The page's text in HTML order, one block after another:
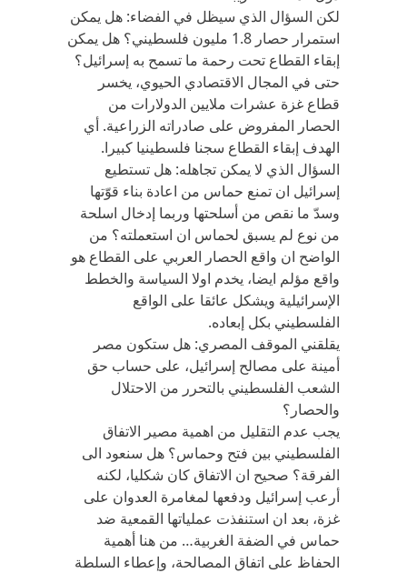
لكن السؤال الذي سيظل في الفضاء: هل يمكن
استمرار حصار 1.8 مليون فلسطيني؟ هل يمكن
إبقاء القطاع تحت رحمة ما تسمح به إسرائيل؟
حتى في المجال الاقتصادي الحيوي، يخسر
قطاع غزة عشرات ملايين الدولارات من
الحصار المفروض على صادراته الزراعية. أي
الهدف إبقاء القطاع سجنا فلسطينيا كبيرا.
السؤال الذي لا يمكن تجاهله: هل تستطيع
إسرائيل ان تمنع حماس من اعادة بناء قوّتها
وسدّ ما نقص من أسلحتها وربما إدخال اسلحة
من نوع لم يسبق لحماس ان استعملته؟ من
الواضح ان واقع الحصار العربي على القطاع هو
واقع مؤلم ايضا، يخدم اولا السياسة والخطط
الإسرائيلية ويشكل عائقا على الواقع
الفلسطيني بكل إبعاده.
يقلقني الموقف المصري: هل ستكون مصر
أمينة على مصالح إسرائيل، على حساب حق
الشعب الفلسطيني بالتحرر من الاحتلال
والحصار؟
يجب عدم التقليل من اهمية مصير الاتفاق
الفلسطيني بين فتح وحماس؟ هل سنعود الى
الفرقة؟ صحيح ان الاتفاق كان شكليا، لكنه
أرعب إسرائيل ودفعها لمغامرة العدوان على
غزة، بعد ان استنفذت عملياتها القمعية ضد
حماس في الضفة الغربية… من هنا أهمية
الحفاظ على اتفاق المصالحة، وإعطاء السلطة